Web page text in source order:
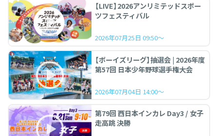
【LIVE】2026アンリミテッドスポー
ツフェスティバル
2026年07月25日 09:50～
【ボーイズリーグ】抽選会 | 2026年度
第57回 日本少年野球選手権大会
2026年07月04日 14:00～
第79回 西日本インカレ Day3 / 女子
走高跳 決勝